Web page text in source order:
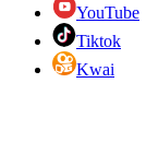
YouTube
Tiktok
Kwai